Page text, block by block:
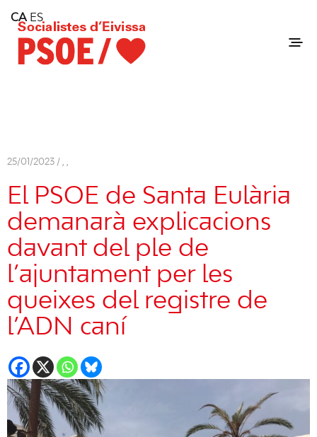
Consell Insular d'Eivissa
Services
Contact
25/01/2023 / , ,
El PSOE de Santa Eulària
demanarà explicacions
davant del ple de
l’ajuntament per les
queixes del registre de
l’ADN caní
CA ES